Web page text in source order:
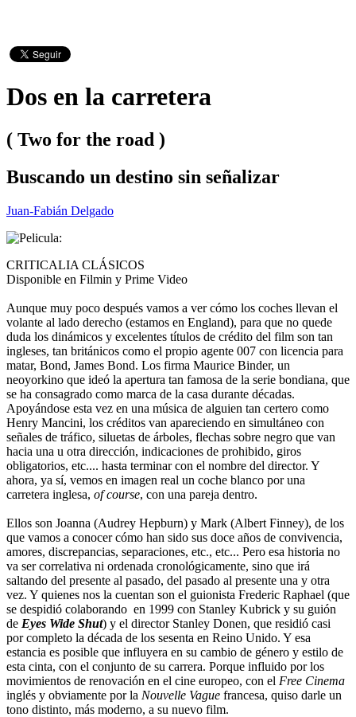
Dos en la carretera
( Two for the road )
Buscando un destino sin señalizar
Juan-Fabián Delgado
CRITICALIA CLÁSICOS
Disponible en Filmin y Prime Video
Aunque muy poco después vamos a ver cómo los coches llevan el
volante al lado derecho (estamos en England), para que no quede
duda los dinámicos y excelentes títulos de crédito del film son tan
ingleses, tan británicos como el propio agente 007 con licencia para
matar, Bond, James Bond. Los firma Maurice Binder, un
neoyorkino que ideó la apertura tan famosa de la serie bondiana, que
se ha consagrado como marca de la casa durante décadas.
Apoyándose esta vez en una música de alguien tan certero como
Henry Mancini, los créditos van apareciendo en simultáneo con
señales de tráfico, siluetas de árboles, flechas sobre negro que van
hacia una u otra dirección, indicaciones de prohibido, giros
obligatorios, etc.... hasta terminar con el nombre del director. Y
ahora, ya sí, vemos en imagen real un coche blanco por una
carretera inglesa, of course, con una pareja dentro.
Ellos son Joanna (Audrey Hepburn) y Mark (Albert Finney), de los
que vamos a conocer cómo han sido sus doce años de convivencia,
amores, discrepancias, separaciones, etc., etc... Pero esa historia no
va ser correlativa ni ordenada cronológicamente, sino que irá
saltando del presente al pasado, del pasado al presente una y otra
vez. Y quienes nos la cuentan son el guionista Frederic Raphael (que
se despidió colaborando en 1999 con Stanley Kubrick y su guión
de Eyes Wide Shut) y el director Stanley Donen, que residió casi
por completo la década de los sesenta en Reino Unido. Y esa
estancia es posible que influyera en su cambio de género y estilo de
esta cinta, con el conjunto de su carrera. Porque influido por los
movimientos de renovación en el cine europeo, con el Free Cinema
inglés y obviamente por la Nouvelle Vague francesa, quiso darle un
tono distinto, más moderno, a su nuevo film.